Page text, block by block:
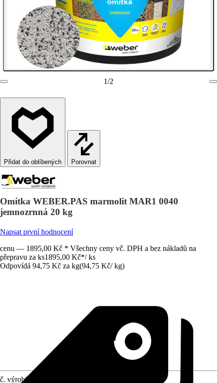
1/2
Porovnat
Omítka WEBER.PAS marmolit MAR1 0040
jemnozrnná 20 kg
Napsat první hodnocení
cenu — 1895,00 Kč * Všechny ceny vč. DPH a bez nákladů na
přepravu za ks1895,00 Kč*/ ks
Odpovídá 94,75 Kč za kg(94,75 Kč/ kg)
č. výrobku